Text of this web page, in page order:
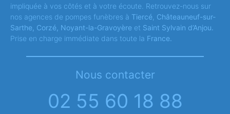
impliquée à vos côtés et à votre écoute. Retrouvez-nous sur
nos agences de pompes funèbres à Tiercé Châteauneuf-sur-
Sarthe, Corzé, Noyant-la-Gravoyère et Saint Sylvain d’Anjou.
Prise en charge immédiate dans toute la France.
Nous contacter
02 55 60 18 88